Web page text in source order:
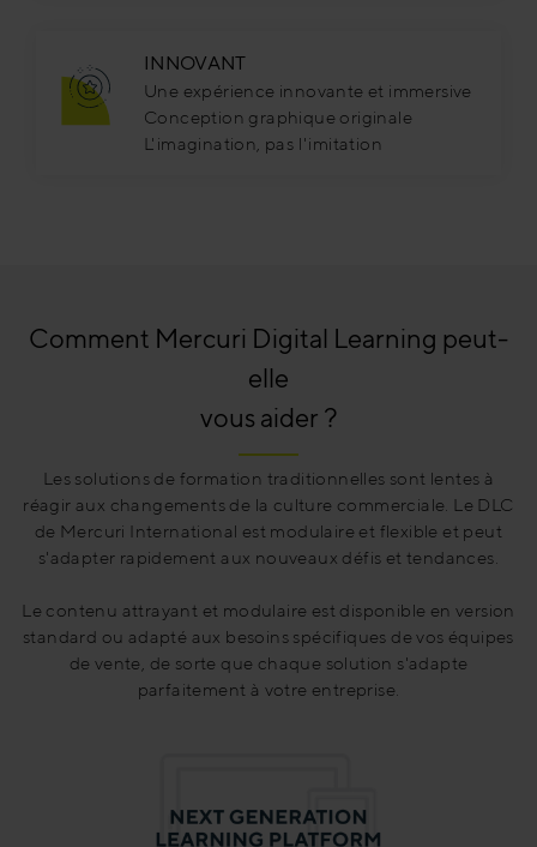
INNOVANT
Une expérience innovante et immersive
Conception graphique originale
L'imagination, pas l'imitation
Comment Mercuri Digital Learning peut-
elle
vous aider ?
Les solutions de formation traditionnelles sont lentes à
réagir aux changements de la culture commerciale. Le DLC
de Mercuri International est modulaire et flexible et peut
s'adapter rapidement aux nouveaux défis et tendances.
Le contenu attrayant et modulaire est disponible en version
standard ou adapté aux besoins spécifiques de vos équipes
de vente, de sorte que chaque solution s'adapte
parfaitement à votre entreprise.